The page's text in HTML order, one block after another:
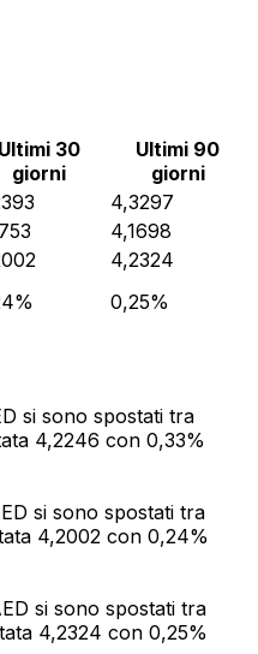
Ultimi 30
giorni
Ultimi 90
giorni
4,3297
4,1698
4,2324
0,25%
si sono spostati tra
4,2246 con 0,33%
si sono spostati tra
4,2002 con 0,24%
si sono spostati tra
4,2324 con 0,25%